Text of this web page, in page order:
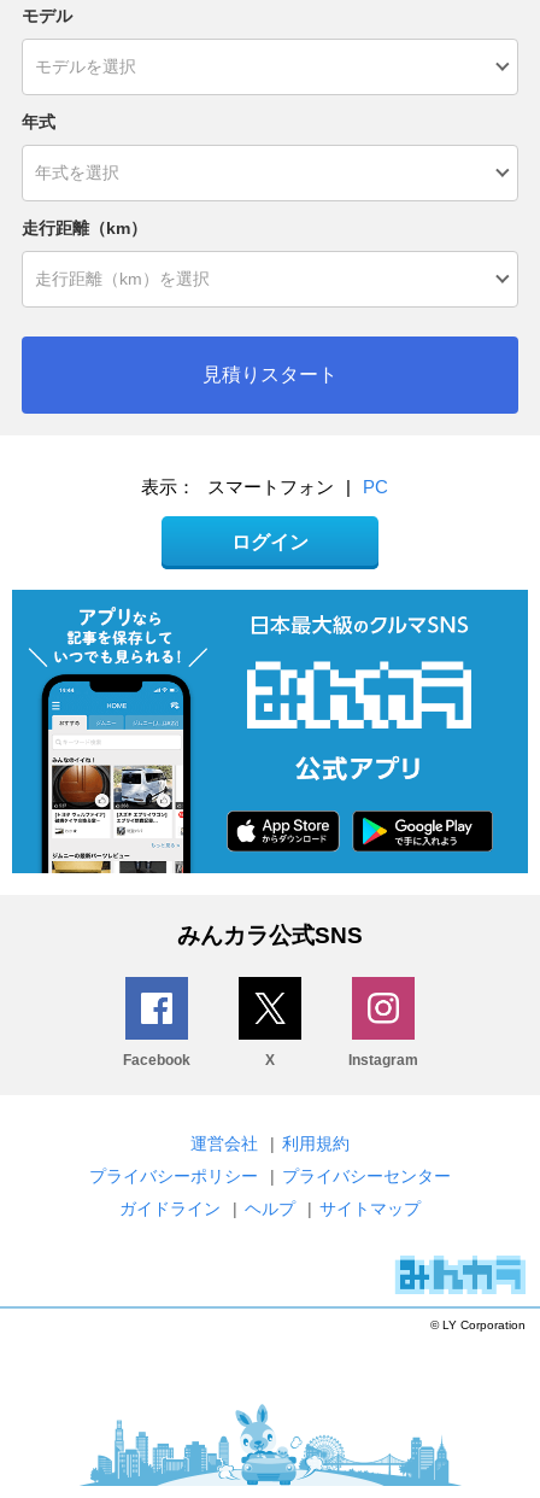
モデル
年式
走行距離（km）
見積りスタート
表示： スマートフォン | PC
ログイン
みんカラ公式SNS
Facebook X Instagram
運営会社 | 利用規約
プライバシーポリシー
| プライバシーセンター
ガイドライン
| ヘルプ | サイトマップ
© LY Corporation